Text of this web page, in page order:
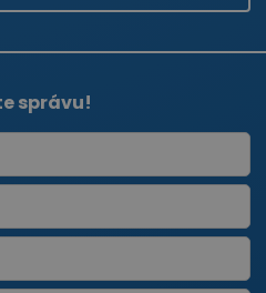
správu!